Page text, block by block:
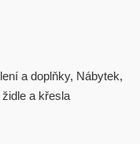
a doplňky, Nábytek,
a křesla